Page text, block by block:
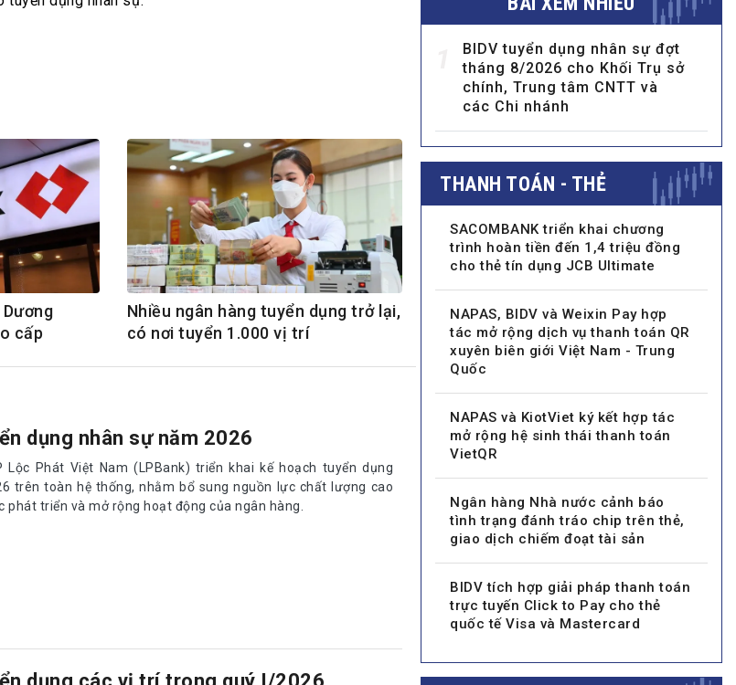
TUYỂN DỤNG
MULTIMEDIA
Video
E-magazines
Photos
cấp
Nhiều ngân hàng tuyển dụng trở lại,
có nơi tuyển 1.000 vị trí
dụng nhân sự năm 2026
Lộc Phát Việt Nam (LPBank) triển khai kế hoạch tuyển dụng
trên toàn hệ thống, nhằm bổ sung nguồn lực chất lượng cao
phát triển và mở rộng hoạt động của ngân hàng.
BIDV tuyển dụng nhân sự đợt
tháng 8/2026 cho Khối Trụ sở
chính, Trung tâm CNTT và
các Chi nhánh
THANH TOÁN - THẺ
SACOMBANK triển khai chương
trình hoàn tiền đến 1,4 triệu đồng
cho thẻ tín dụng JCB Ultimate
NAPAS, BIDV và Weixin Pay hợp
tác mở rộng dịch vụ thanh toán QR
xuyên biên giới Việt Nam - Trung
Quốc
NAPAS và KiotViet ký kết hợp tác
mở rộng hệ sinh thái thanh toán
VietQR
Ngân hàng Nhà nước cảnh báo
tình trạng đánh tráo chip trên thẻ,
giao dịch chiếm đoạt tài sản
BIDV tích hợp giải pháp thanh toán
trực tuyến Click to Pay cho thẻ
quốc tế Visa và Mastercard